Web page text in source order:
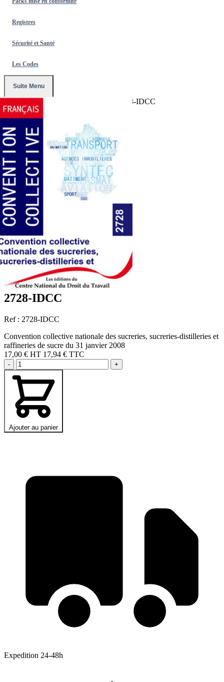
Registres
Sécurité et Santé
Les Codes
Suite Menu
Conventions Collectives 2728-IDCC
2728-IDCC
Ref : 2728-IDCC
Convention collective nationale des sucreries, sucreries-distilleries et
raffineries de sucre du 31 janvier 2008
17,00 € HT 17,94 € TTC
- +
Ajouter au panier
Expedition 24-48h